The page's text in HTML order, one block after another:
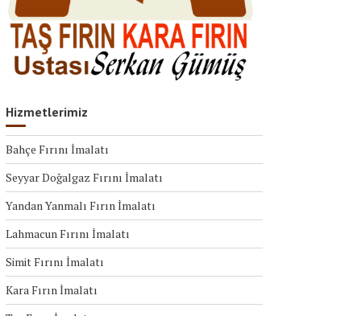
Hizmetlerimiz
Bahçe Fırını İmalatı
Seyyar Doğalgaz Fırını İmalatı
Yandan Yanmalı Fırın İmalatı
Lahmacun Fırını İmalatı
Simit Fırını İmalatı
Kara Fırın İmalatı